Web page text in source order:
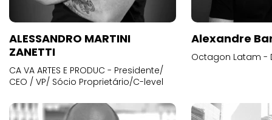
ALESSANDRO MARTINI
ZANETTI
CA VA ARTES E PRODUC - Presidente/
CEO / VP/ Sócio Proprietário/C-level
Alexandre
Octagon Latam -